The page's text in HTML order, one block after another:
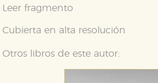
Leer fragmento
Cubierta en alta resolución
Otros libros de este autor: